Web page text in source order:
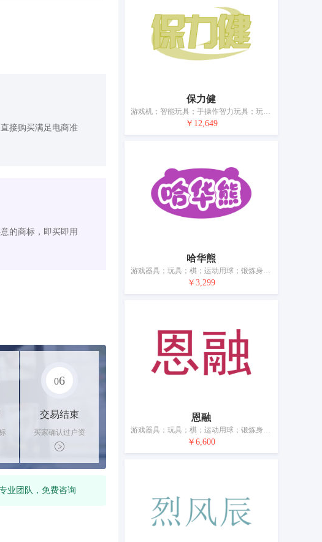
接购买满足电商准
的商标，即买即用
06
交易结束
买家确认过户资
料后，平台解冻
资金支付卖家
业团队，免费咨询
保力健
游戏机；智能玩具；手操作智力玩具；玩具；棋；体育活动用球；健美器；射箭用器具；体育活动器械；钓鱼用具
￥12,649
哈华熊
游戏器具；玩具；棋；运动用球；锻炼身体器械；体育活动器械；轮滑鞋；护胫（体育用品）；圣诞树用装饰品（照明用物品和糖果除外）；钓鱼用具
￥3,299
恩融
游戏器具；玩具；棋；运动用球；锻炼身体器械；射箭用器具；体育活动器械；竞技手套；圣诞树用装饰品（照明用物品和糖果除外）；钓鱼用具
￥6,600